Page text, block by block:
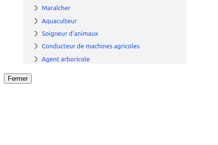
Fermer